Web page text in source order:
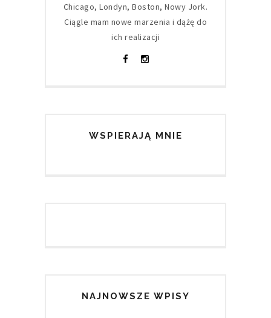
Chicago, Londyn, Boston, Nowy Jork.
Ciągle mam nowe marzenia i dążę do
ich realizacji
WSPIERAJĄ MNIE
NAJNOWSZE WPISY